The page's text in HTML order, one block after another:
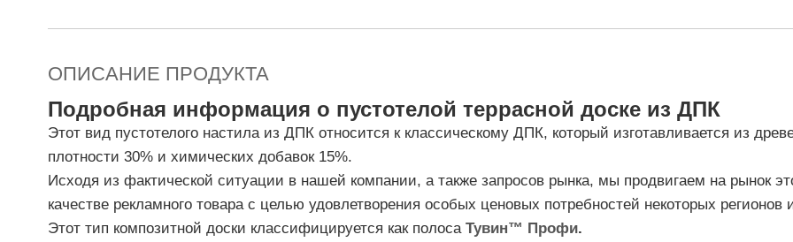
ОПИСАНИЕ ПРОДУКТА
Подробная информация о пустотелой террасной доске из ДПК
Этот вид пустотелого настила из ДПК относится к классическому ДПК, который изготавливается из
плотности 30% и химических добавок 15%.
Исходя из фактической ситуации в нашей компании, а также запросов рынка, мы продвигаем на рынок
качестве рекламного товара с целью удовлетворения особых ценовых потребностей некоторых регионов
Этот тип композитной доски классифицируется как полоса Тувин™ Профи.